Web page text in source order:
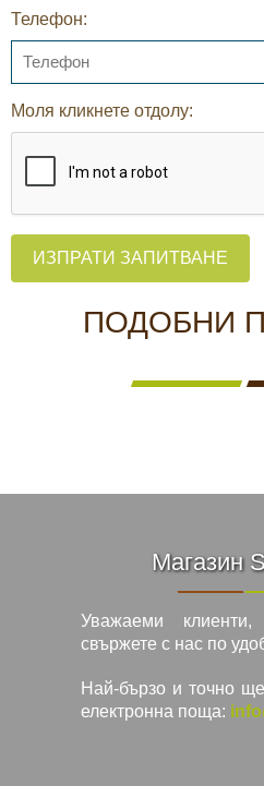
Телефон:
Моля кликнете отдолу:
ИЗПРАТИ ЗАПИТВАНЕ
ПОДОБНИ
Магазин
Уважаеми
свържете с нас по
Най-бързо и точно
електронна поща: